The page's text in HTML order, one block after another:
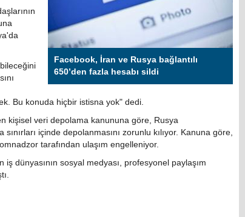
Facebook, İran ve Rusya bağlantılı
650’den fazla hesabı sildi
Bu konuda hiçbir istisna yok" dedi.
kişisel veri depolama kanununa göre, Rusya
içinde depolanmasını zorunlu kılıyor. Kanuna göre,
tarafından ulaşım engelleniyor.
iş dünyasının sosyal medyası, profesyonel paylaşım